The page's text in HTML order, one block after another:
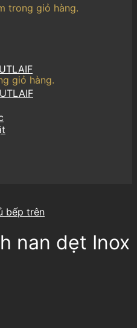
trong giỏ hàng.
giỏ hàng.
bếp trên
nan dẹt Inox